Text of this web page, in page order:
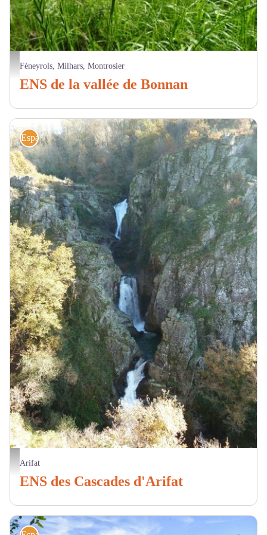
Lepidoptère - CD81
Féneyrols, Milhars, Montrosier
ENS de la vallée de Bonnan
Cascades - CD81
Espaces naturels sensibles
Arifat
ENS des Cascades d'Arifat